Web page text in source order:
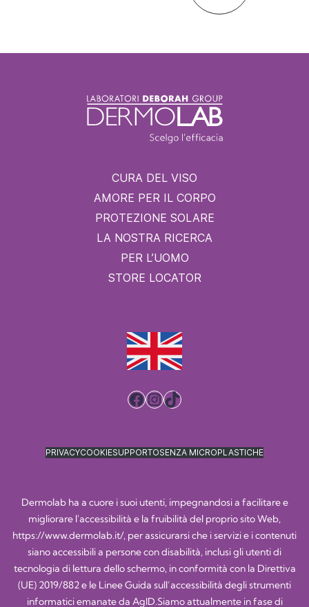
CURA DEL VISO
AMORE PER IL CORPO
PROTEZIONE SOLARE
LA NOSTRA RICERCA
PER L’UOMO
STORE LOCATOR
Facebook
Instagram
TikTok
PRIVACYCOOKIESUPPORTOSENZA MICROPLASTICHE
Dermolab ha a cuore i suoi utenti, impegnandosi a facilitare e
migliorare l'accessibilità e la fruibilità del proprio sito Web,
https://www.dermolab.it/, per assicurarsi che i servizi e i contenuti
siano accessibili a persone con disabilità, inclusi gli utenti di
tecnologia di lettura dello schermo, in conformità con la Direttiva
(UE) 2019/882 e le Linee Guida sull’accessibilità degli strumenti
informatici emanate da AgID.Siamo attualmente in fase di